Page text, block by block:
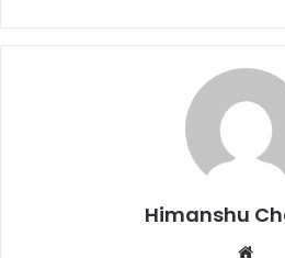
c
e
st
o
ai
l
ar
e
Himanshu